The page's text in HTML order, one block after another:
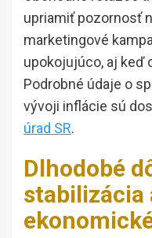
upriamiť pozornosť
marketingové
upokojujúco, aj keď
Podrobné údaje o
vývoji inflácie sú
úrad SR.
Dlhodobé
stabilizácia